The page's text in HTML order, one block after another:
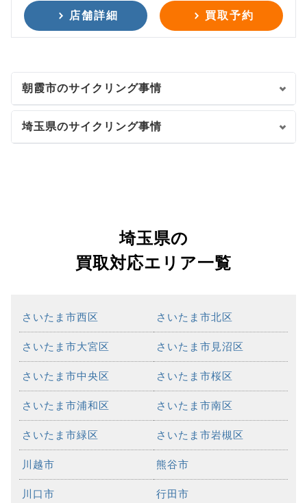
店舗詳細 買取予約
朝霞市のサイクリング事情
埼玉県のサイクリング事情
埼玉県の
買取対応エリア一覧
さいたま市西区 さいたま市北区
さいたま市大宮区 さいたま市見沼区
さいたま市中央区 さいたま市桜区
さいたま市浦和区 さいたま市南区
さいたま市緑区 さいたま市岩槻区
川越市 熊谷市
川口市 行田市